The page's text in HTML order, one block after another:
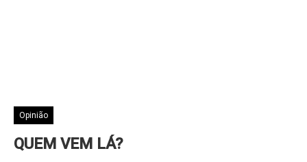
Opinião
QUEM VEM LÁ?